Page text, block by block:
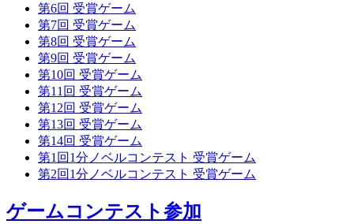
第6回 受賞ゲーム
第7回 受賞ゲーム
第8回 受賞ゲーム
第9回 受賞ゲーム
第10回 受賞ゲーム
第11回 受賞ゲーム
第12回 受賞ゲーム
第13回 受賞ゲーム
第14回 受賞ゲーム
第1回1分ノベルコンテスト 受賞ゲーム
第2回1分ノベルコンテスト 受賞ゲーム
ゲームコンテスト参加